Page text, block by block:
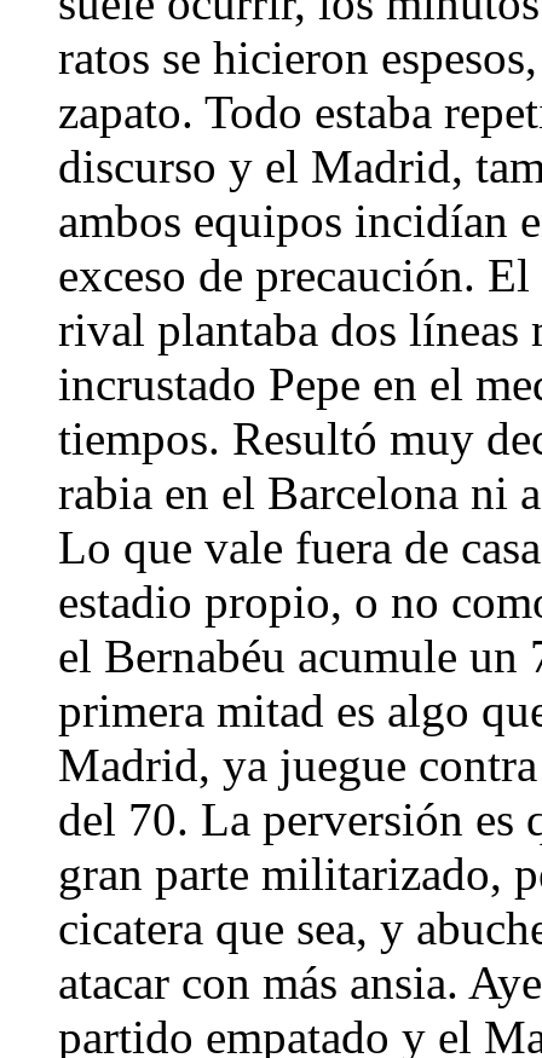
ratos se hicieron
zapato. Todo estaba
discurso y el Madrid,
ambos equipos incidían
exceso de precaución.
rival plantaba dos líneas
incrustado Pepe en el
tiempos. Resultó muy
rabia en el Barcelona ni
Lo que vale fuera de
estadio propio, o no
el Bernabéu acumule
primera mitad es algo
Madrid, ya juegue
del 70. La perversión es
gran parte militarizado,
cicatera que sea, y
atacar con más ansia.
partido empatado y el